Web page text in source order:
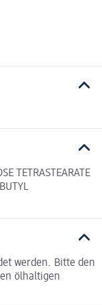
TETRASTEARATE
werden. Bitte den
ölhaltigen